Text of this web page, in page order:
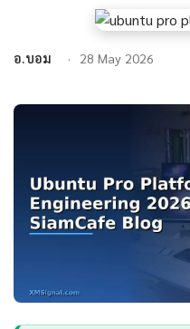
อ.บอม 28 May 2026